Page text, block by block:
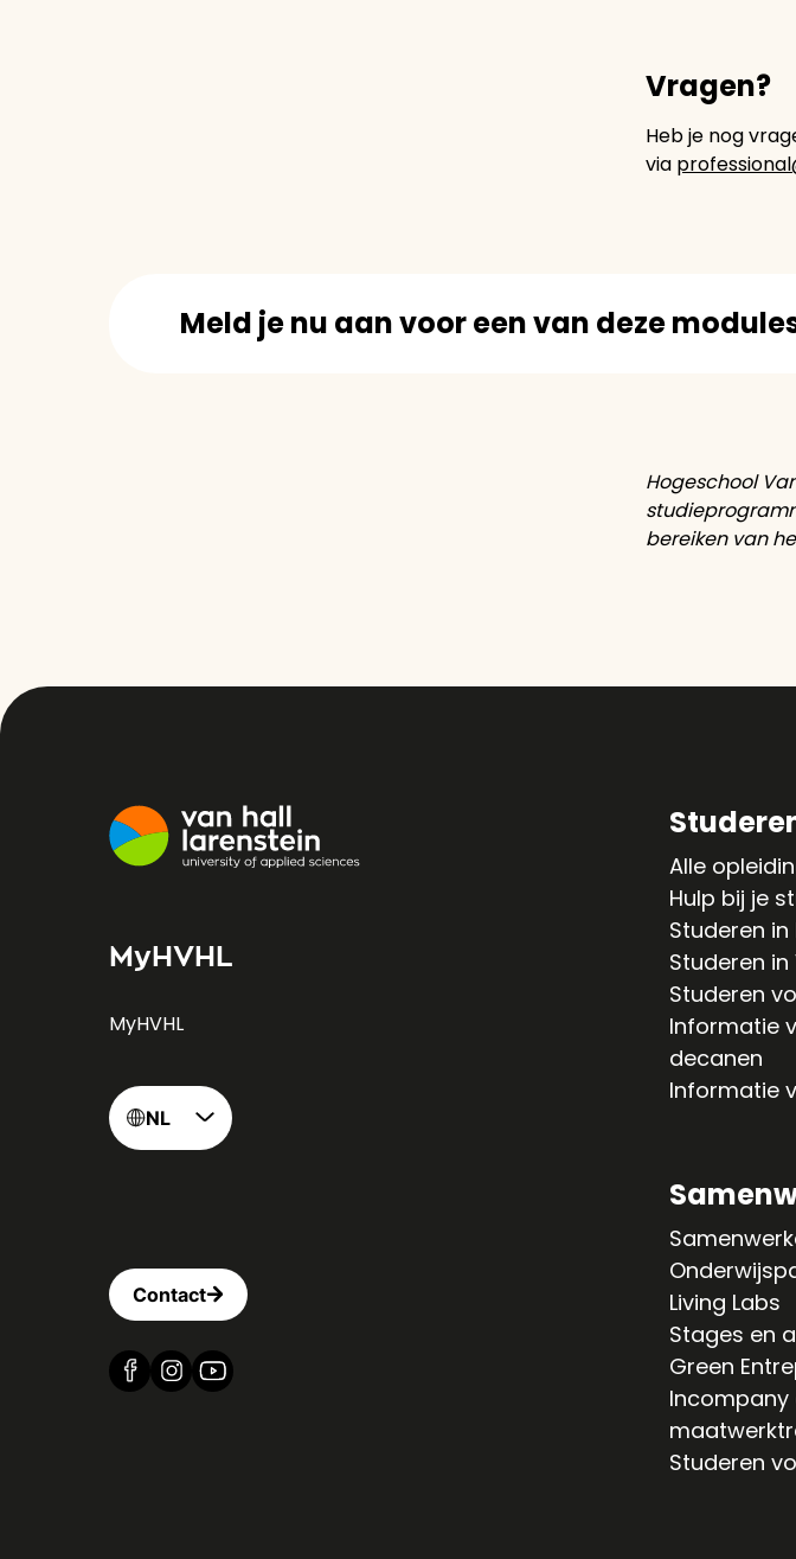
Vragen?
Heb je nog
via
Meld je nu aan voor een van deze
Hogeschool
bereiken van
MyHVHL
MyHVHL
NL
Contact
Vind ons op Facebook
Vind ons op Instagram
Vind ons op YouTube
Alle
Hulp bij je
Studeren in
Studeren in
Studeren
Informatie
decanen
Informatie
Living Labs
Stages en
Green
Incompany
Studeren